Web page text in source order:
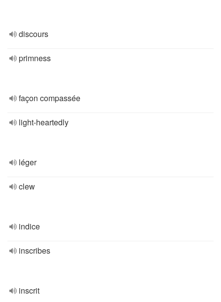
discours
primness
façon compassée
light-heartedly
léger
clew
indice
inscribes
inscrit